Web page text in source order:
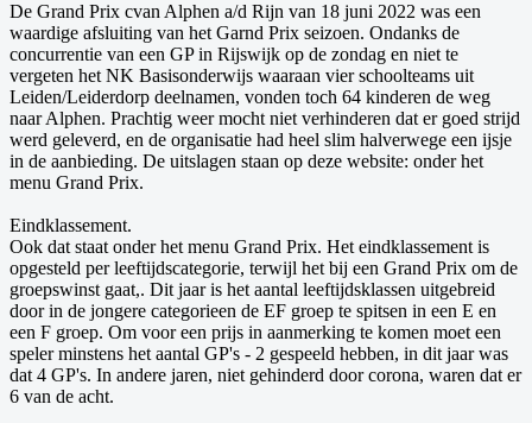
De Grand Prix cvan Alphen a/d Rijn van 18 juni 2022 was een
waardige afsluiting van het Garnd Prix seizoen. Ondanks de
concurrentie van een GP in Rijswijk op de zondag en niet te
vergeten het NK Basisonderwijs waaraan vier schoolteams uit
Leiden/Leiderdorp deelnamen, vonden toch 64 kinderen de weg
naar Alphen. Prachtig weer mocht niet verhinderen dat er goed strijd
werd geleverd, en de organisatie had heel slim halverwege een ijsje
in de aanbieding. De uitslagen staan op deze website: onder het
menu Grand Prix.
Eindklassement.
Ook dat staat onder het menu Grand Prix. Het eindklassement is
opgesteld per leeftijdscategorie, terwijl het bij een Grand Prix om de
groepswinst gaat,. Dit jaar is het aantal leeftijdsklassen uitgebreid
door in de jongere categorieen de EF groep te spitsen in een E en
een F groep. Om voor een prijs in aanmerking te komen moet een
speler minstens het aantal GP's - 2 gespeeld hebben, in dit jaar was
dat 4 GP's. In andere jaren, niet gehinderd door corona, waren dat er
6 van de acht.